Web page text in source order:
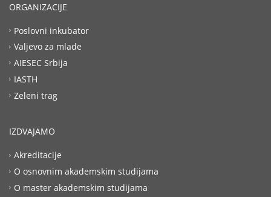
ORGANIZACIJE
Poslovni inkubator
Valjevo za mlade
AIESEC Srbija
IASTH
Zeleni trag
IZDVAJAMO
Akreditacije
O osnovnim akademskim studijama
O master akademskim studijama